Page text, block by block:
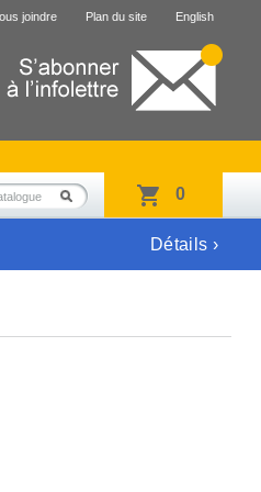
joindre Plan du site English
0
Détails ›